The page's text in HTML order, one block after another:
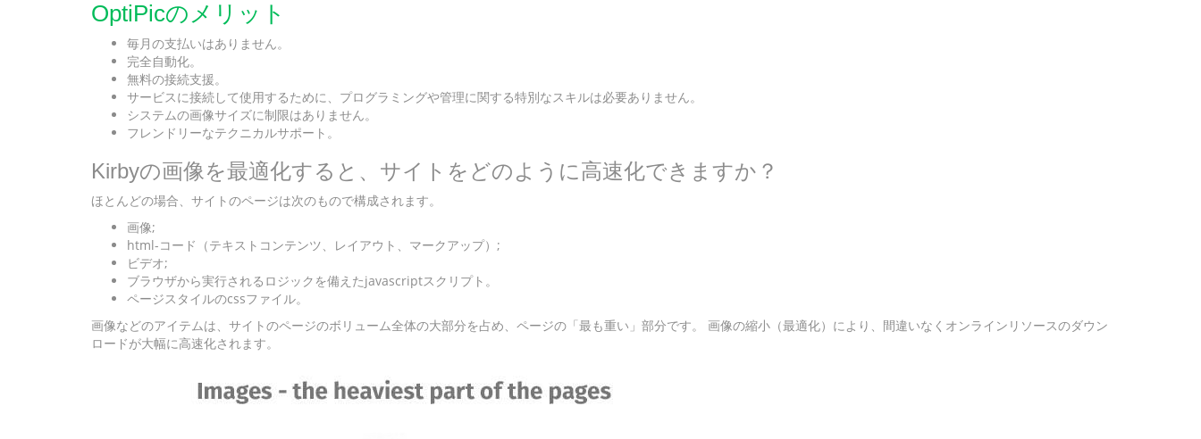
OptiPicのメリット
毎月の支払いはありません。
完全自動化。
無料の接続支援。
サービスに接続して使用するために、プログラミングや管理に関する特別なスキルは必要ありません。
システムの画像サイズに制限はありません。
フレンドリーなテクニカルサポート。
Kirbyの画像を最適化すると、サイトをどのように高速化できますか？
ほとんどの場合、サイトのページは次のもので構成されます。
画像;
html-コード（テキストコンテンツ、レイアウト、マークアップ）;
ビデオ;
ブラウザから実行されるロジックを備えたjavascriptスクリプト。
ページスタイルのcssファイル。
画像などのアイテムは、サイトのページのボリューム全体の大部分を占め、ページの「最も重い」部分です。 画像の縮小（最適化）により、間違いなくオンラインリソースのダウン
ロードが大幅に高速化されます。